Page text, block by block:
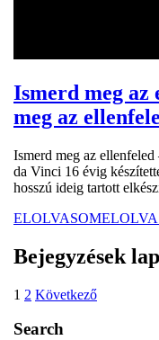
Ismerd meg az
meg az
Ismerd meg az
da Vinci 16 évig
hosszú ideig tartott
ELOLVASOM
Bejegyzések
1 2 Következő
Search